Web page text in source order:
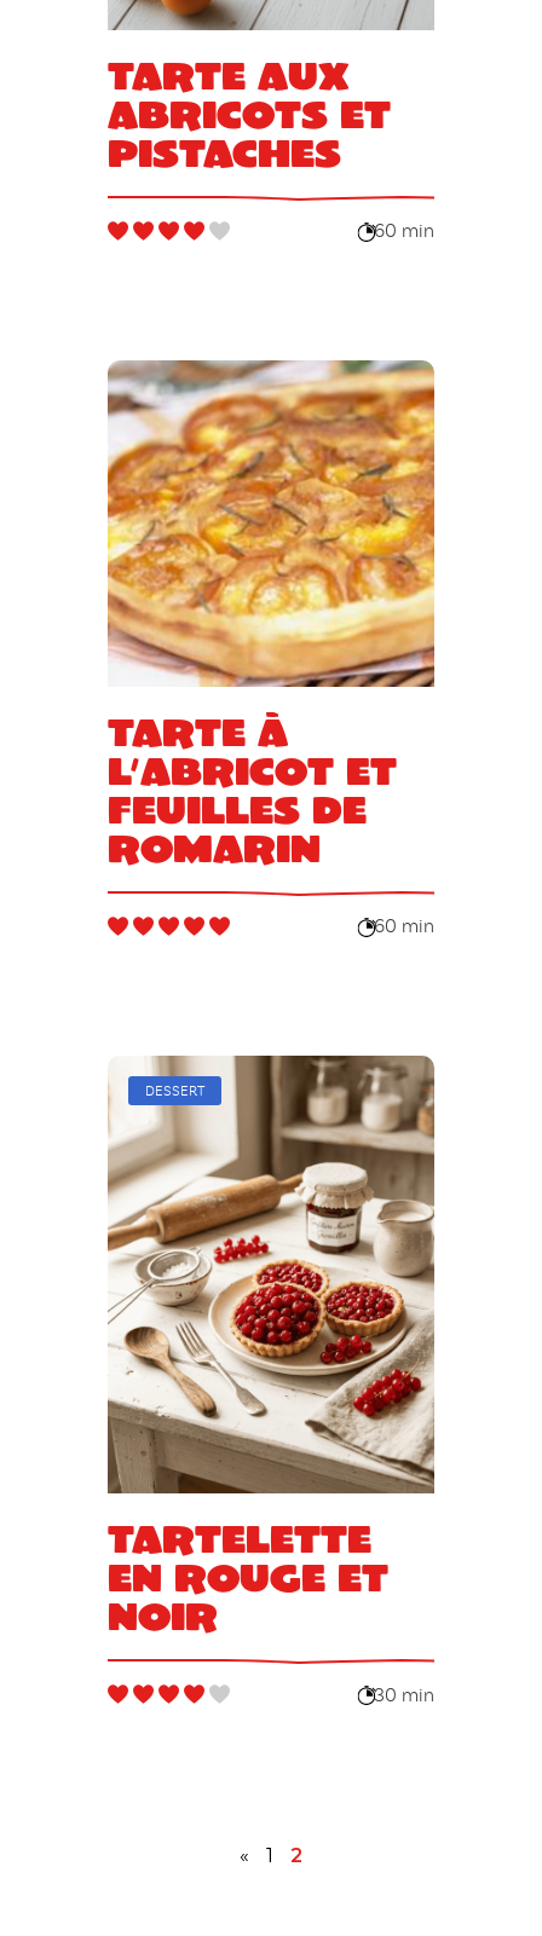
Tarte aux
abricots et
pistaches
60 min
Tarte à
l’abricot et
feuilles de
romarin
60 min
DESSERT
Tartelette
en rouge et
noir
30 min
« 1 2